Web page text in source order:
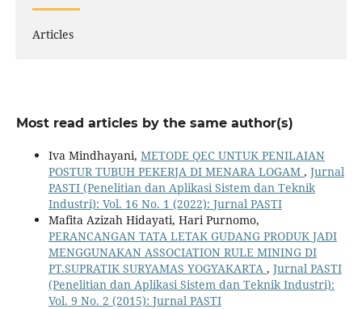
Articles
Most read articles by the same author(s)
Iva Mindhayani, METODE QEC UNTUK PENILAIAN
POSTUR TUBUH PEKERJA DI MENARA LOGAM , Jurnal
PASTI (Penelitian dan Aplikasi Sistem dan Teknik
Industri): Vol. 16 No. 1 (2022): Jurnal PASTI
Mafita Azizah Hidayati, Hari Purnomo,
PERANCANGAN TATA LETAK GUDANG PRODUK JADI
MENGGUNAKAN ASSOCIATION RULE MINING DI
PT.SUPRATIK SURYAMAS YOGYAKARTA , Jurnal PASTI
(Penelitian dan Aplikasi Sistem dan Teknik Industri):
Vol. 9 No. 2 (2015): Jurnal PASTI